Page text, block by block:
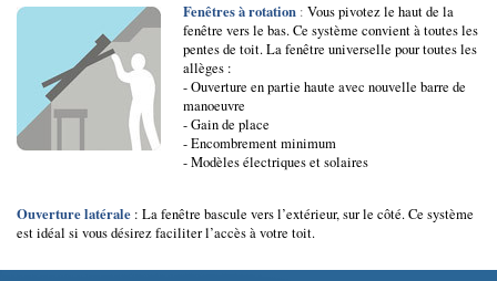
Fenêtres à rotation : Vous pivotez le haut de la
fenêtre vers le bas. Ce système convient à toutes les
pentes de toit. La fenêtre universelle pour toutes les
allèges :
- Ouverture en partie haute avec nouvelle barre de
manoeuvre
- Gain de place
- Encombrement minimum
- Modèles électriques et solaires
Ouverture latérale : La fenêtre bascule vers l’extérieur, sur le côté. Ce système
est idéal si vous désirez faciliter l’accès à votre toit.